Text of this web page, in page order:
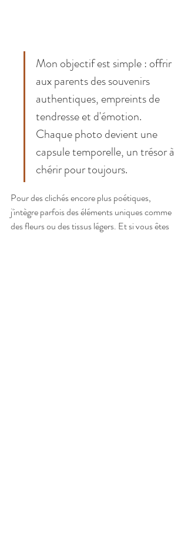
Mon objectif est simple : offrir
aux parents des souvenirs
authentiques, empreints de
tendresse et d'émotion.
Chaque photo devient une
capsule temporelle, un trésor à
chérir pour toujours.
Pour des clichés encore plus poétiques,
j'intègre parfois des éléments uniques comme
des fleurs ou des tissus légers. Et si vous êtes